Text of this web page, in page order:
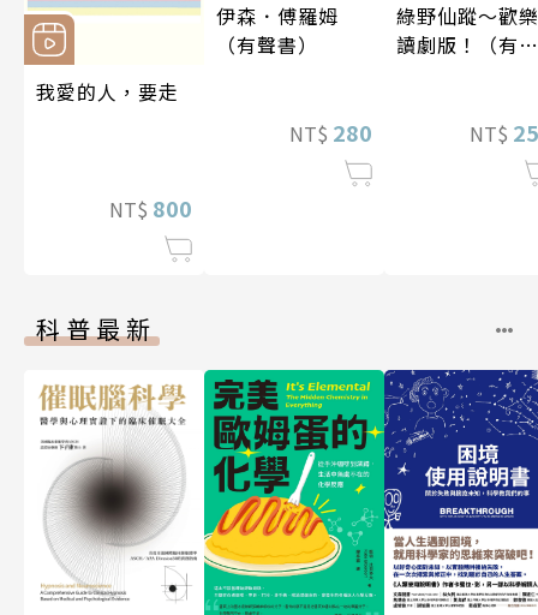
我愛的人，要走
NT$ 800
伊森．傅羅姆
（有聲書）
NT$ 280
綠野仙蹤～歡樂
讀劇版！（有聲
NT$
科普最新